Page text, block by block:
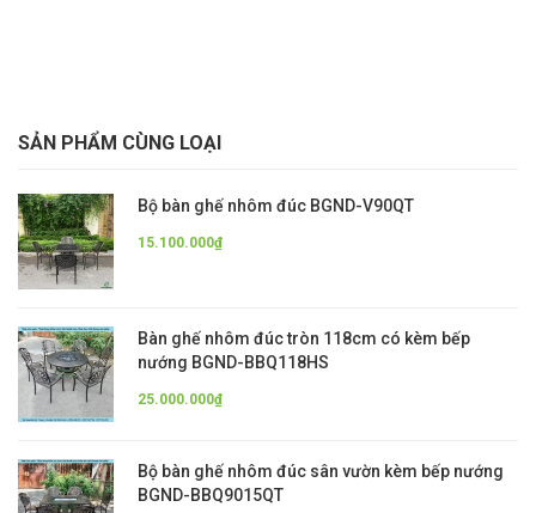
SẢN PHẨM CÙNG LOẠI
Bộ bàn ghế nhôm đúc BGND-V90QT
15.100.000₫
Bàn ghế nhôm đúc tròn 118cm có kèm bếp
nướng BGND-BBQ118HS
25.000.000₫
Bộ bàn ghế nhôm đúc sân vườn kèm bếp nướng
BGND-BBQ9015QT